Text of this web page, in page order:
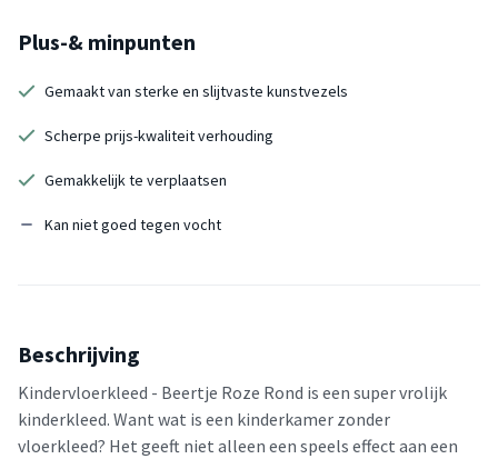
Plus-& minpunten
Gemaakt van sterke en slijtvaste kunstvezels
Scherpe prijs-kwaliteit verhouding
Gemakkelijk te verplaatsen
Kan niet goed tegen vocht
Beschrijving
Kindervloerkleed - Beertje Roze Rond is een super vrolijk
kinderkleed. Want wat is een kinderkamer zonder
vloerkleed? Het geeft niet alleen een speels effect aan een